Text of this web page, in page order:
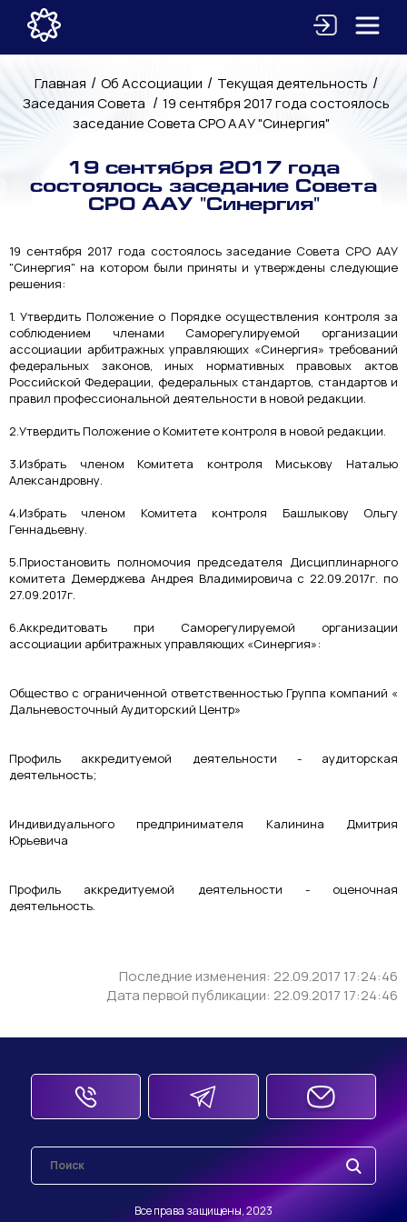
Главная / Об Ассоциации / Текущая деятельность /
Заседания Совета / 19 сентября 2017 года состоялось
заседание Совета СРО ААУ "Синергия"
19 сентября 2017 года
состоялось заседание Совета
СРО ААУ "Синергия"
19 сентября 2017 года состоялось заседание Совета СРО ААУ
"Синергия" на котором были приняты и утверждены следующие
решения:
1. Утвердить Положение о Порядке осуществления контроля за
соблюдением членами Саморегулируемой организации
ассоциации арбитражных управляющих «Синергия» требований
федеральных законов, иных нормативных правовых актов
Российской Федерации, федеральных стандартов, стандартов и
правил профессиональной деятельности в новой редакции.
2.Утвердить Положение о Комитете контроля в новой редакции.
3.Избрать членом Комитета контроля Миськову Наталью
Александровну.
4.Избрать членом Комитета контроля Башлыкову Ольгу
Геннадьевну.
5.Приостановить полномочия председателя Дисциплинарного
комитета Демерджева Андрея Владимировича с 22.09.2017г. по
27.09.2017г.
6.Аккредитовать при Саморегулируемой организации
ассоциации арбитражных управляющих «Синергия»:
Общество с ограниченной ответственностью Группа компаний «
Дальневосточный Аудиторский Центр»
Профиль аккредитуемой деятельности - аудиторская
деятельность;
Индивидуального предпринимателя Калинина Дмитрия
Юрьевича
Профиль аккредитуемой деятельности - оценочная
деятельность.
Последние изменения: 22.09.2017 17:24:46
Дата первой публикации: 22.09.2017 17:24:46
Все права защищены, 2023